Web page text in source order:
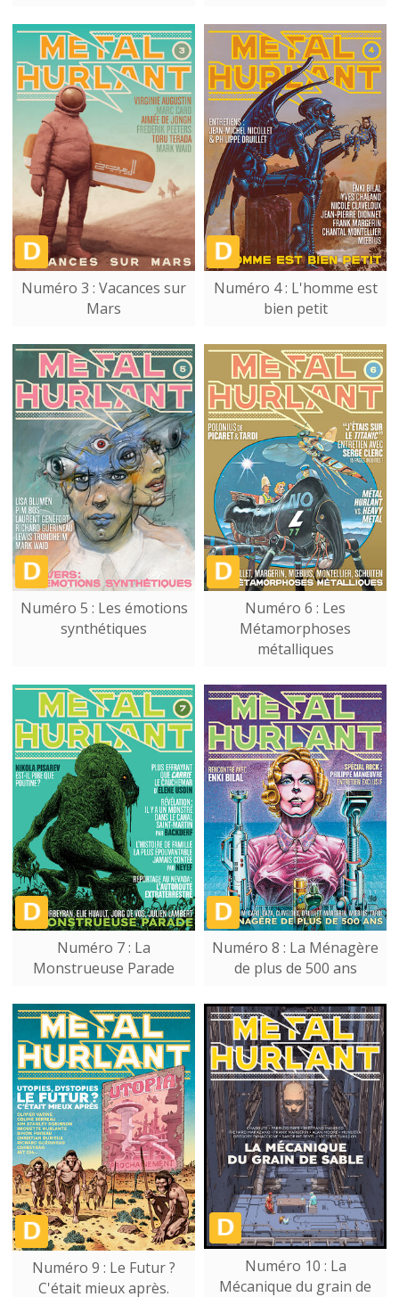
Numéro 3 : Vacances sur
Mars
Numéro 4 : L'homme est
bien petit
Numéro 5 : Les émotions
synthétiques
Numéro 6 : Les
Métamorphoses
métalliques
Numéro 7 : La
Monstrueuse Parade
Numéro 8 : La Ménagère
de plus de 500 ans
Numéro 9 : Le Futur ?
C'était mieux après.
Numéro 10 : La
Mécanique du grain de